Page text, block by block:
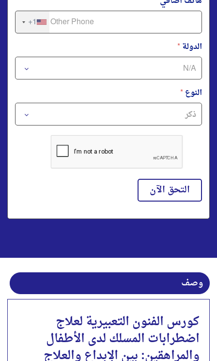
+1
الدولة*
النوع*
التحق الآن
وصف
كورس الفنون التعبيرية لعلاج
اضطرابات المسلك لدى الأطفال
والمراهقين: بين الإبداع والعلاج